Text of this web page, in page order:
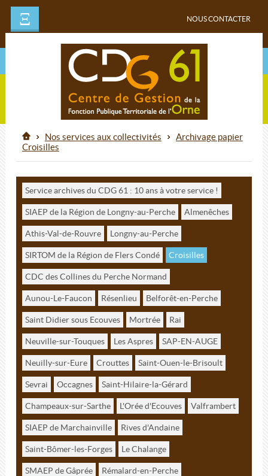
Ξ NOUS CONTACTER
Nos services aux collectivités
Archivage papier
Croisilles
Service archives du CDG 61 : 10 ans à votre service !
SIAEP de la Région de Longny-au-Perche Almenêches
Athis-Val-de-Rouvre Longny-au-Perche
SIRTOM de la Région de Flers Condé Croisilles
CDC des Collines du Perche Normand
Aunou-Le-Faucon Résenlieu Belforêt-en-Perche
Saint Didier sous Ecouves Mortrée Rai
Neuville-sur-Touques Les Aspres SAP-EN-AUGE
Neuilly-sur-Eure Crouttes Saint-Ouen-le-Brisoult
Sevrai Occagnes Saint-Hilaire-la-Gérard
Champeaux-sur-Sarthe L'Orée d'Ecouves Valframbert
SIAEP de Marchainville Rives d'Andaine
Saint-Bômer-les-Forges Le Chalange
SMAEP de Gâprée Rémalard-en-Perche